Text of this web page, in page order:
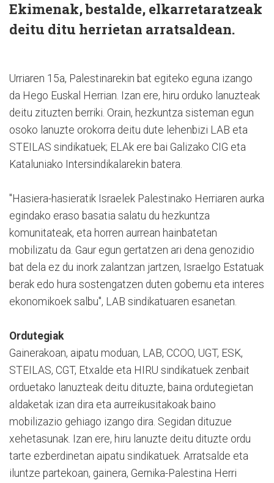
Ekimenak, bestalde, elkarretaratzeak
deitu ditu herrietan arratsaldean.
Urriaren 15a, Palestinarekin bat egiteko eguna izango
da Hego Euskal Herrian. Izan ere, hiru orduko lanuzteak
deitu zituzten berriki. Orain, hezkuntza sisteman egun
osoko lanuzte orokorra deitu dute lehenbizi LAB eta
STEILAS sindikatuek; ELAk ere bai Galizako CIG eta
Kataluniako Intersindikalarekin batera.
"Hasiera-hasieratik Israelek Palestinako Herriaren aurka
egindako eraso basatia salatu du hezkuntza
komunitateak, eta horren aurrean hainbatetan
mobilizatu da. Gaur egun gertatzen ari dena genozidio
bat dela ez du inork zalantzan jartzen, Israelgo Estatuak
berak edo hura sostengatzen duten gobernu eta interes
ekonomikoek salbu", LAB sindikatuaren esanetan.
Ordutegiak
Gainerakoan, aipatu moduan, LAB, CCOO, UGT, ESK,
STEILAS, CGT, Etxalde eta HIRU sindikatuek zenbait
orduetako lanuzteak deitu dituzte, baina ordutegietan
aldaketak izan dira eta aurreikusitakoak baino
mobilizazio gehiago izango dira. Segidan dituzue
xehetasunak. Izan ere, hiru lanuzte deitu dituzte ordu
tarte ezberdinetan aipatu sindikatuek. Arratsalde eta
iluntze partekoan, gainera, Gernika-Palestina Herri